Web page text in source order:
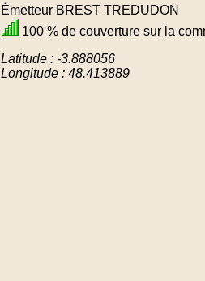
Émetteur BREST TREDUDON
100 % de couverture sur la
Latitude : -3.888056
Longitude : 48.413889